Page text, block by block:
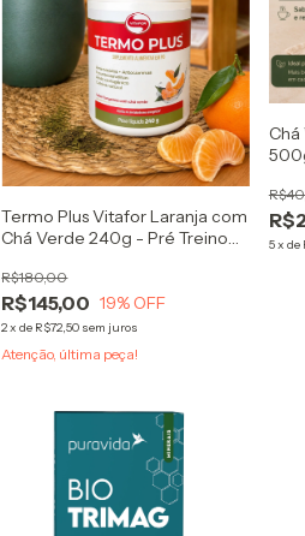
Termo Plus Vitafor Laranja com
Chá Verde 240g - Pré Treino
R$145,00
R$180,00
19% OFF
2xde R$72,50 sem juros
Atenção, última peça!
Chá
5x de